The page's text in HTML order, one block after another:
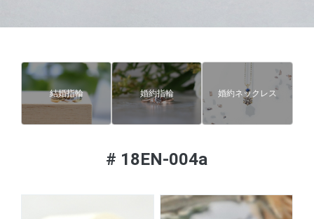
結婚指輪 婚約指輪 婚約ネックレス
# 18EN-004a